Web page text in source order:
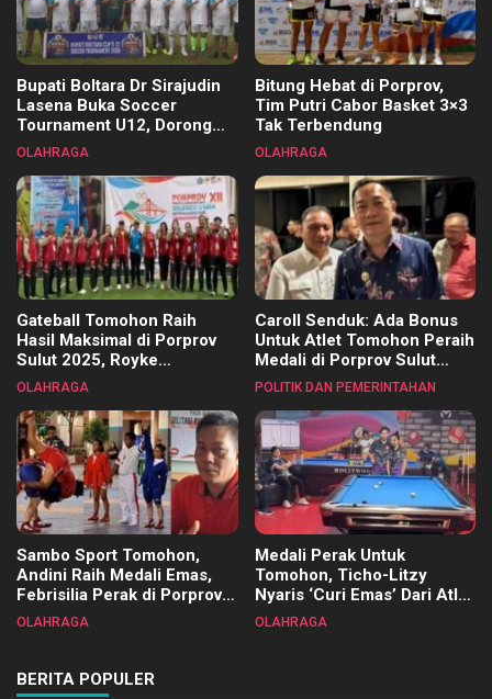
Bupati Boltara Dr Sirajudin
Lasena Buka Soccer
Tournament U12, Dorong
Pembinaan Merata di Setiap
OLAHRAGA
Bitung Hebat di Porprov,
Tim Putri Cabor Basket 3×3
Tak Terbendung
OLAHRAGA
Gateball Tomohon Raih
Hasil Maksimal di Porprov
Sulut 2025, Royke
Tangkawarouw Ucapkan
OLAHRAGA
Caroll Senduk: Ada Bonus
Untuk Atlet Tomohon Peraih
Medali di Porprov Sulut
2025
POLITIK DAN PEMERINTAHAN
Sambo Sport Tomohon,
Andini Raih Medali Emas,
Febrisilia Perak di Porprov
Sulut 2025
OLAHRAGA
Medali Perak Untuk
Tomohon, Ticho-Litzy
Nyaris ‘Curi Emas’ Dari Atlet
Biliar PON di Porprov Sulut
OLAHRAGA
BERITA POPULER